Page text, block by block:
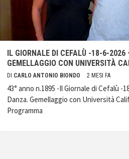
IL GIORNALE DI CEFALÙ -18-6-2026
GEMELLAGGIO CON UNIVERSITÀ
DI CARLO ANTONIO BIONDO 2 MESI FA
43° anno n.1895 -Il Giornale di Cefalù -
Danza. Gemellaggio con Università
Programma